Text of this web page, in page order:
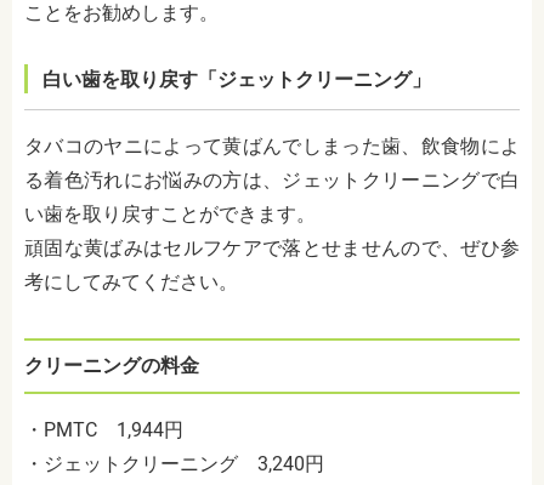
ことをお勧めします。
白い歯を取り戻す「ジェットクリーニング」
タバコのヤニによって黄ばんでしまった歯、飲食物によ
る着色汚れにお悩みの方は、ジェットクリーニングで白
い歯を取り戻すことができます。
頑固な黄ばみはセルフケアで落とせませんので、ぜひ参
考にしてみてください。
クリーニングの料金
・PMTC 1,944円
・ジェットクリーニング 3,240円